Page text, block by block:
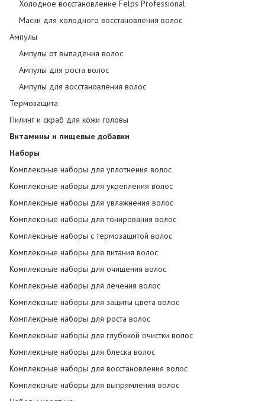
Холодное восстановление Felps Professional
Маски для холодного восстановления волос
Ампулы
Ампулы от выпадения волос
Ампулы для роста волос
Ампулы для восстановления волос
Термозащита
Пилинг и скраб для кожи головы
Витамины и пищевые добавки
Наборы
Комплексные наборы для уплотнения волос
Комплексные наборы для укрепления волос
Комплексные наборы для увлажнения волос
Комплексные наборы для тонирования волос
Комплексные наборы с термозащитой волос
Комплексные наборы для питания волос
Комплексные наборы для очищения волос
Комплексные наборы для лечения волос
Комплексные наборы для защиты цвета волос
Комплексные наборы для роста волос
Комплексные наборы для глубокой очистки волос
Комплексные наборы для блеска волос
Комплексные наборы для восстановления волос
Комплексные наборы для выпрямления волос